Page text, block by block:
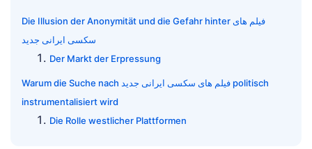
Die Illusion der Anonymität und die Gefahr hinter فیلم های
سکسی ایرانی جدید
Der Markt der Erpressung
Warum die Suche nach فیلم های سکسی ایرانی جدید politisch
instrumentalisiert wird
Die Rolle westlicher Plattformen